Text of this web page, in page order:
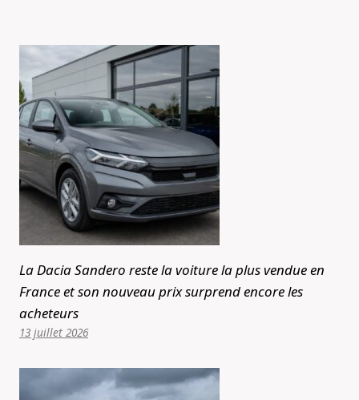
La Dacia Sandero reste la voiture la plus vendue en
France et son nouveau prix surprend encore les
acheteurs
13 juillet 2026